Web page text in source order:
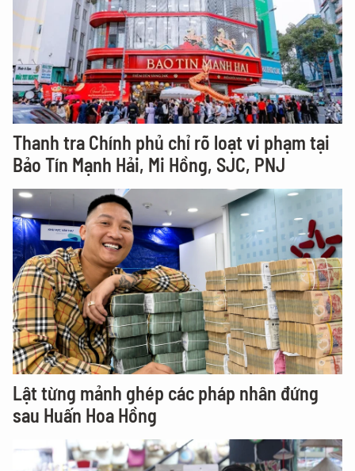
Thanh tra Chính phủ chỉ rõ loạt vi phạm tại
Bảo Tín Mạnh Hải, Mi Hồng, SJC, PNJ
Lật từng mảnh ghép các pháp nhân đứng
sau Huấn Hoa Hồng